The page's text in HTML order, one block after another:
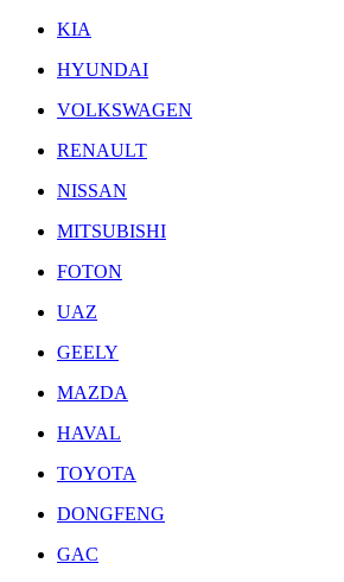
KIA
HYUNDAI
VOLKSWAGEN
RENAULT
NISSAN
MITSUBISHI
FOTON
UAZ
GEELY
MAZDA
HAVAL
TOYOTA
DONGFENG
GAC